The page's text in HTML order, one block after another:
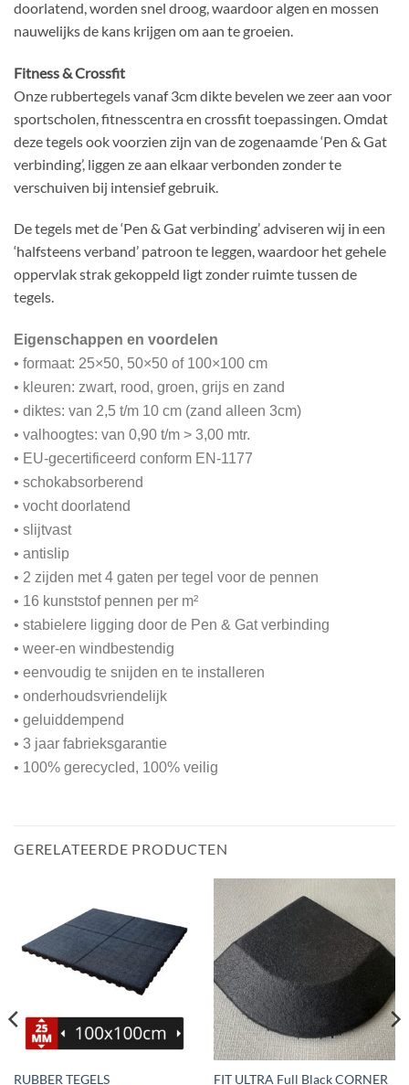
doorlatend, worden snel droog, waardoor algen en mossen
nauwelijks de kans krijgen om aan te groeien.
Fitness & Crossfit
Onze rubbertegels vanaf 3cm dikte bevelen we zeer aan voor
sportscholen, fitnesscentra en crossfit toepassingen. Omdat
deze tegels ook voorzien zijn van de zogenaamde ‘Pen & Gat
verbinding’, liggen ze aan elkaar verbonden zonder te
verschuiven bij intensief gebruik.
De tegels met de ‘Pen & Gat verbinding’ adviseren wij in een
‘halfsteens verband’ patroon te leggen, waardoor het gehele
oppervlak strak gekoppeld ligt zonder ruimte tussen de
tegels.
Eigenschappen en voordelen
• formaat: 25×50, 50×50 of 100×100 cm
• kleuren: zwart, rood, groen, grijs en zand
• diktes: van 2,5 t/m 10 cm (zand alleen 3cm)
• valhoogtes: van 0,90 t/m > 3,00 mtr.
• EU-gecertificeerd conform EN-1177
• schokabsorberend
• vocht doorlatend
• slijtvast
• antislip
• 2 zijden met 4 gaten per tegel voor de pennen
• 16 kunststof pennen per m²
• stabielere ligging door de Pen & Gat verbinding
• weer-en windbestendig
• eenvoudig te snijden en te installeren
• onderhoudsvriendelijk
• geluiddempend
• 3 jaar fabrieksgarantie
• 100% gerecycled, 100% veilig
GERELATEERDE PRODUCTEN
RUBBER TEGELS
FIT ULTRA Full Black CORNER